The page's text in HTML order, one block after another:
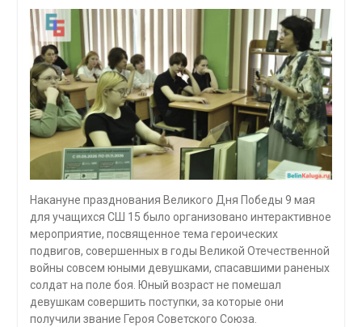
Накануне празднования Великого Дня Победы 9 мая
для учащихся СШ 15 было организовано интерактивное
мероприятие, посвященное тема героических
подвигов, совершенных в годы Великой Отечественной
войны совсем юными девушками, спасавшими раненых
солдат на поле боя. Юный возраст не помешал
девушкам совершить поступки, за которые они
получили звание Героя Советского Союза.